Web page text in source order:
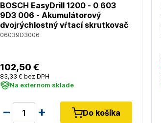
BOSCH EasyDrill 1200 - 0 603
9D3 006 - Akumulátorový
dvojrýchlostný vŕtací skrutkovač
06039D3006
102,50 €
83,33 € bez DPH
Na externom sklade
Do košíka